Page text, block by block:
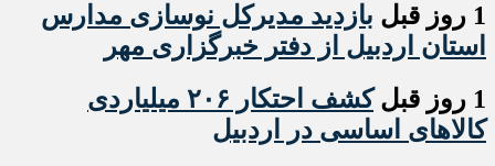
1 روز قبل
بازدید مدیرکل نوسازی مدارس
استان اردبیل از دفتر خبرگزاری مهر
1 روز قبل
کشف احتکار ۲۰۶ میلیاردی
کالاهای اساسی در اردبیل